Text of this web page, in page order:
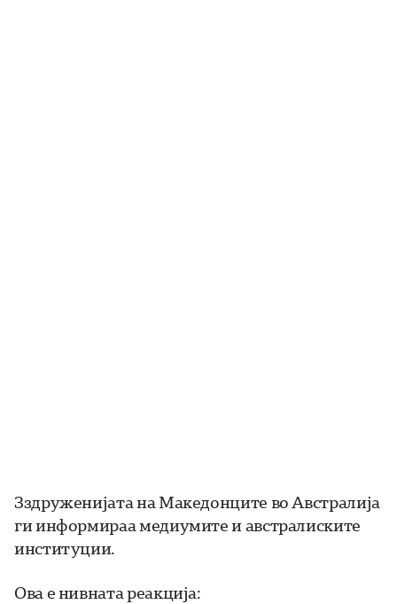
Зздруженијата на Македонците во Австралија
ги информираа медиумите и австралиските
институции.
Ова е нивната реакција: